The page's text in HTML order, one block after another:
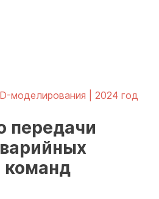
моделирования | 2024 год
передачи
команд